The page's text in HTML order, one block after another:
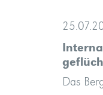
Das